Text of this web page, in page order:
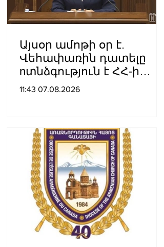
Այսօր ամոթի օր է.
Վեհափառին դատելը
nտնձգություն է ՀՀ-ի
Սահանադրության
11:43 07.08.2026